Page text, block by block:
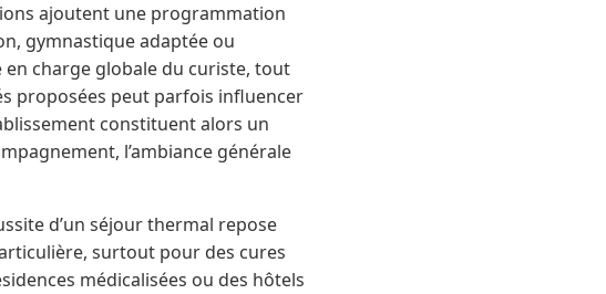
ajoutent une programmation
gymnastique adaptée ou
en charge globale du curiste, tout
proposées peut parfois influencer
constituent alors un
l’ambiance générale
d’un séjour thermal repose
surtout pour des cures
médicalisées ou des hôtels